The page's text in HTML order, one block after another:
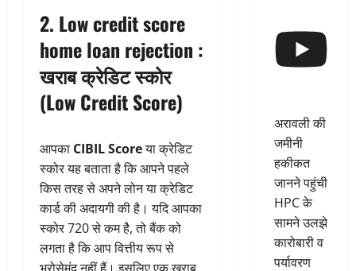
2. Low credit score
home loan rejection :
खराब क्रेडिट स्कोर
(Low Credit Score)
आपका CIBIL Scoreया क्रेडिट
स्कोर यह बताता है कि आपने पहले
किस तरह से अपने लोन या क्रेडिट
कार्ड की अदायगी की है। यदि आपका
स्कोर 720 से कम है, तो बैंक को
लगता है कि आप वित्तीय रूप से
अरावली की
जमीनी
हकीकत
जानने पहुंची
HPC के
सामने उलझे
कारोबारी व
पर्यावरण